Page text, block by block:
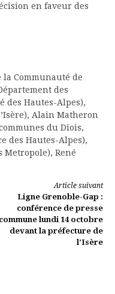
en faveur des
Communauté de
des
des Hautes-Alpes),
Alain Matheron
du Diois,
des Hautes-Alpes),
Metropole), René
Article suivant
Ligne Grenoble-Gap :
conférence de presse
commune lundi 14 octobre
devant la préfecture de
l’Isère